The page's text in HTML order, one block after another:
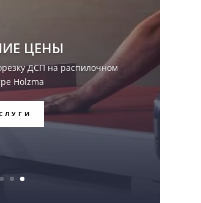
ЦЕНЫ
ДСП на распилочном
Holzma